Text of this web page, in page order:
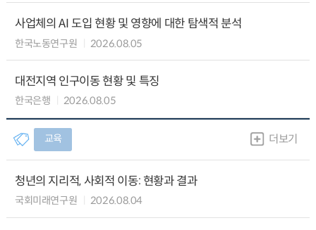
사업체의 AI 도입 현황 및 영향에 대한 탐색적 분석
한국노동연구원 2026.08.05
대전지역 인구이동 현황 및 특징
한국은행 2026.08.05
교육 더보기
청년의 지리적, 사회적 이동: 현황과 결과
국회미래연구원 2026.08.04